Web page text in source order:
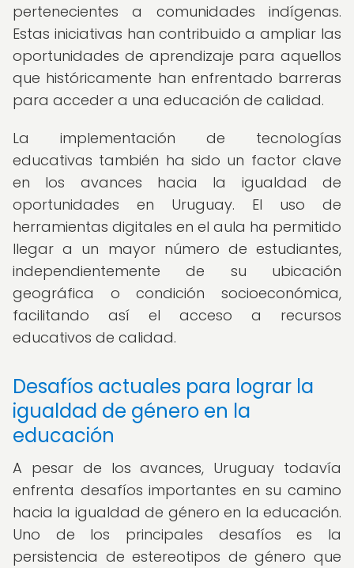
pertenecientes a comunidades indígenas.
Estas iniciativas han contribuido a ampliar las
oportunidades de aprendizaje para aquellos
que históricamente han enfrentado barreras
para acceder a una educación de calidad.
La implementación de tecnologías
educativas también ha sido un factor clave
en los avances hacia la igualdad de
oportunidades en Uruguay. El uso de
herramientas digitales en el aula ha permitido
llegar a un mayor número de estudiantes,
independientemente de su ubicación
geográfica o condición socioeconómica,
facilitando así el acceso a recursos
educativos de calidad.
Desafíos actuales para lograr la
igualdad de género en la
educación
A pesar de los avances, Uruguay todavía
enfrenta desafíos importantes en su camino
hacia la igualdad de género en la educación.
Uno de los principales desafíos es la
persistencia de estereotipos de género que